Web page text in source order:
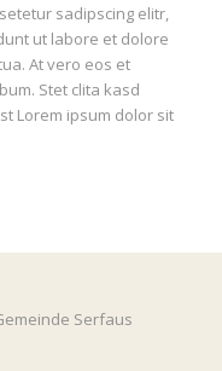
sadipscing elitr,
ut labore et dolore
At vero eos et
Stet clita kasd
Lorem ipsum dolor sit
Serfaus